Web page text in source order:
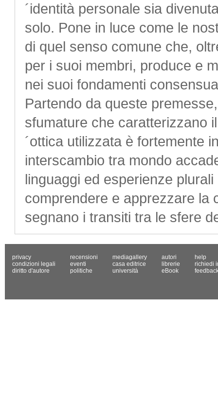
´identità personale sia
solo. Pone in luce come le
di quel senso comune che,
per i suoi membri, produce e
nei suoi fondamenti
Partendo da queste
sfumature che caratterizzano
´ottica utilizzata è fortemente
interscambio tra mondo
linguaggi ed esperienze
comprendere e apprezzare la
segnano i transiti tra le sfere
privacy
condizioni legali
diritto d'autore
recensioni
eventi
politiche
mediagallery
casa editrice
università
autori
librerie
eBook
help
richiedi